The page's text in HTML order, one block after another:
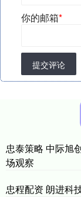
你的邮箱*
提交评论
忠泰策略 中际旭
场观察
忠程配资 朗进科